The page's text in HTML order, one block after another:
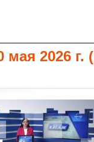
мая 2026 г.